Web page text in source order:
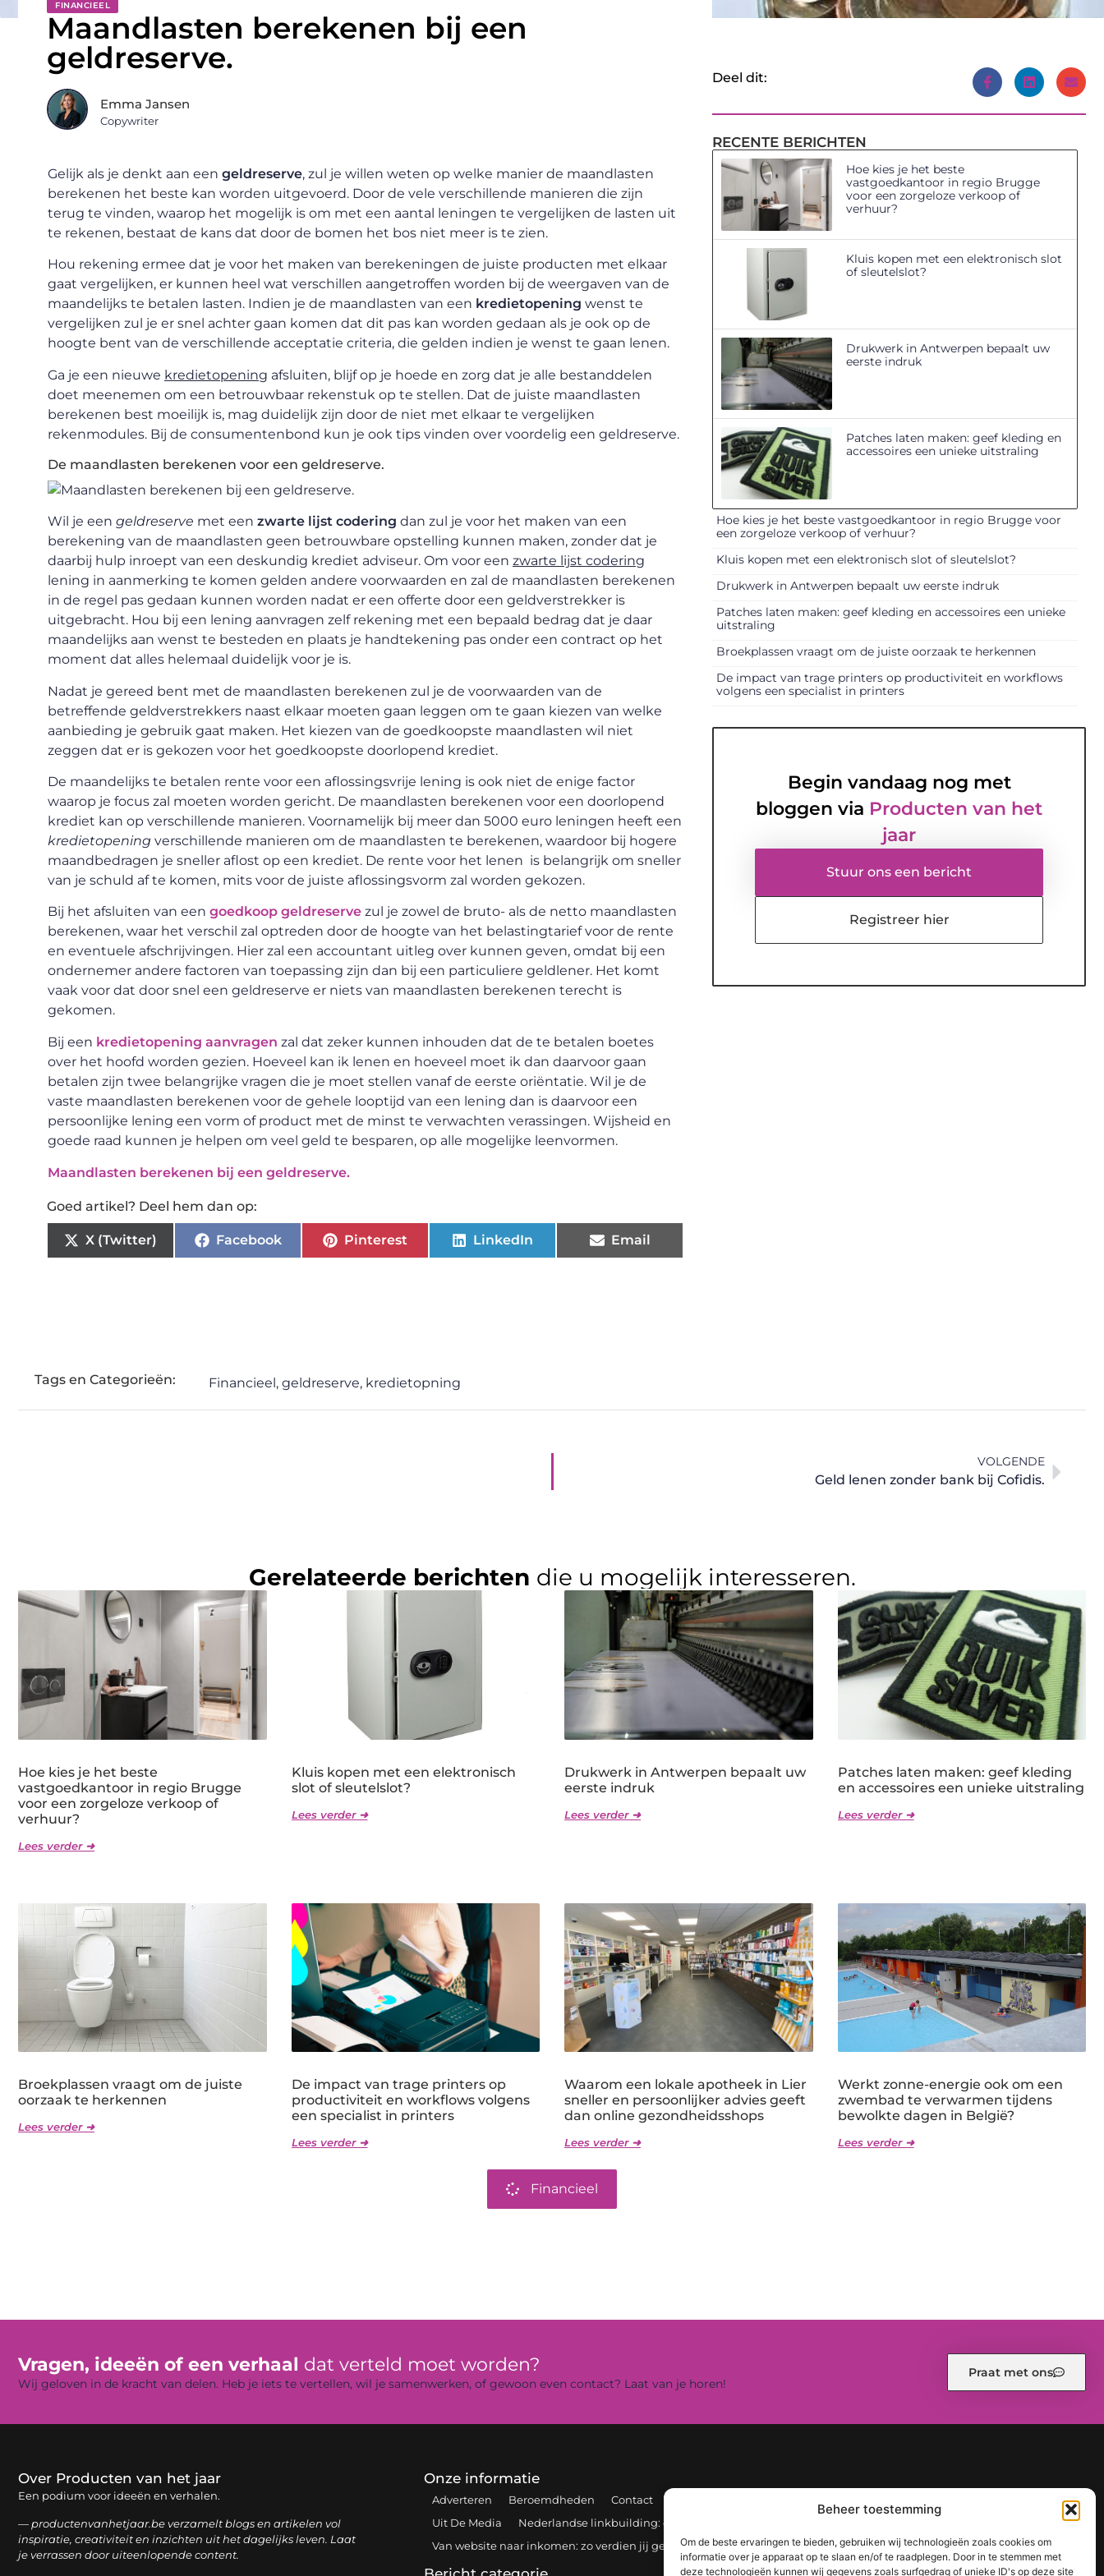
Beheer toestemming
Om de beste ervaringen te bieden, gebruiken wij technologieën zoals cookies om
informatie over je apparaat op te slaan en/of te raadplegen. Door in te stemmen met
deze technologieën kunnen wij gegevens zoals surfgedrag of unieke ID's op deze site
FINANCIEEL
Maandlasten berekenen bij een
geldreserve.
Emma Jansen
Copywriter
Gelijk als je denkt aan een geldreserve, zul je willen weten op welke manier de maandlasten
berekenen het beste kan worden uitgevoerd. Door de vele verschillende manieren die zijn
terug te vinden, waarop het mogelijk is om met een aantal leningen te vergelijken de lasten uit
te rekenen, bestaat de kans dat door de bomen het bos niet meer is te zien.
Hou rekening ermee dat je voor het maken van berekeningen de juiste producten met elkaar
gaat vergelijken, er kunnen heel wat verschillen aangetroffen worden bij de weergaven van de
maandelijks te betalen lasten. Indien je de maandlasten van een kredietopening wenst te
vergelijken zul je er snel achter gaan komen dat dit pas kan worden gedaan als je ook op de
hoogte bent van de verschillende acceptatie criteria, die gelden indien je wenst te gaan lenen.
Ga je een nieuwe kredietopening afsluiten, blijf op je hoede en zorg dat je alle bestanddelen
doet meenemen om een betrouwbaar rekenstuk op te stellen. Dat de juiste maandlasten
berekenen best moeilijk is, mag duidelijk zijn door de niet met elkaar te vergelijken
rekenmodules. Bij de consumentenbond kun je ook tips vinden over voordelig een geldreserve.
De maandlasten berekenen voor een geldreserve.
Wil je een geldreserve met een zwarte lijst codering dan zul je voor het maken van een
berekening van de maandlasten geen betrouwbare opstelling kunnen maken, zonder dat je
daarbij hulp inroept van een deskundig krediet adviseur. Om voor een zwarte lijst codering
lening in aanmerking te komen gelden andere voorwaarden en zal de maandlasten berekenen
in de regel pas gedaan kunnen worden nadat er een offerte door een geldverstrekker is
uitgebracht. Hou bij een lening aanvragen zelf rekening met een bepaald bedrag dat je daar
maandelijks aan wenst te besteden en plaats je handtekening pas onder een contract op het
moment dat alles helemaal duidelijk voor je is.
Nadat je gereed bent met de maandlasten berekenen zul je de voorwaarden van de
betreffende geldverstrekkers naast elkaar moeten gaan leggen om te gaan kiezen van welke
aanbieding je gebruik gaat maken. Het kiezen van de goedkoopste maandlasten wil niet
zeggen dat er is gekozen voor het goedkoopste doorlopend krediet.
De maandelijks te betalen rente voor een aflossingsvrije lening is ook niet de enige factor
waarop je focus zal moeten worden gericht. De maandlasten berekenen voor een doorlopend
krediet kan op verschillende manieren. Voornamelijk bij meer dan 5000 euro leningen heeft een
kredietopening verschillende manieren om de maandlasten te berekenen, waardoor bij hogere
maandbedragen je sneller aflost op een krediet. De rente voor het lenen is belangrijk om sneller
van je schuld af te komen, mits voor de juiste aflossingsvorm zal worden gekozen.
Bij het afsluiten van een goedkoop geldreserve zul je zowel de bruto- als de netto maandlasten
berekenen, waar het verschil zal optreden door de hoogte van het belastingtarief voor de rente
en eventuele afschrijvingen. Hier zal een accountant uitleg over kunnen geven, omdat bij een
ondernemer andere factoren van toepassing zijn dan bij een particuliere geldlener. Het komt
vaak voor dat door snel een geldreserve er niets van maandlasten berekenen terecht is
gekomen.
Bij een kredietopening aanvragen zal dat zeker kunnen inhouden dat de te betalen boetes
over het hoofd worden gezien. Hoeveel kan ik lenen en hoeveel moet ik dan daarvoor gaan
betalen zijn twee belangrijke vragen die je moet stellen vanaf de eerste oriëntatie. Wil je de
vaste maandlasten berekenen voor de gehele looptijd van een lening dan is daarvoor een
persoonlijke lening een vorm of product met de minst te verwachten verassingen. Wijsheid en
goede raad kunnen je helpen om veel geld te besparen, op alle mogelijke leenvormen.
Maandlasten berekenen bij een geldreserve.
Goed artikel? Deel hem dan op:
X (Twitter) Facebook Pinterest LinkedIn Email
Deel dit:
RECENTE BERICHTEN
Hoe kies je het beste
vastgoedkantoor in regio Brugge
voor een zorgeloze verkoop of
verhuur?
Kluis kopen met een elektronisch slot
of sleutelslot?
Drukwerk in Antwerpen bepaalt uw
eerste indruk
Patches laten maken: geef kleding en
accessoires een unieke uitstraling
Hoe kies je het beste vastgoedkantoor in regio Brugge voor
een zorgeloze verkoop of verhuur?
Kluis kopen met een elektronisch slot of sleutelslot?
Drukwerk in Antwerpen bepaalt uw eerste indruk
Patches laten maken: geef kleding en accessoires een unieke
uitstraling
Broekplassen vraagt om de juiste oorzaak te herkennen
De impact van trage printers op productiviteit en workflows
volgens een specialist in printers
Begin vandaag nog met
bloggen via Producten van het
jaar
Stuur ons een bericht
Registreer hier
Tags en Categorieën: Financieel , geldreserve, kredietopning
VOLGENDE
Geld lenen zonder bank bij Cofidis.
Gerelateerde berichten die u mogelijk interesseren.
Hoe kies je het beste
vastgoedkantoor in regio Brugge
voor een zorgeloze verkoop of
verhuur?
Lees verder ➜
Kluis kopen met een elektronisch
slot of sleutelslot?
Lees verder ➜
Drukwerk in Antwerpen bepaalt uw
eerste indruk
Lees verder ➜
Patches laten maken: geef kleding
en accessoires een unieke uitstraling
Lees verder ➜
Broekplassen vraagt om de juiste
oorzaak te herkennen
Lees verder ➜
De impact van trage printers op
productiviteit en workflows volgens
een specialist in printers
Lees verder ➜
Waarom een lokale apotheek in Lier
sneller en persoonlijker advies geeft
dan online gezondheidsshops
Lees verder ➜
Werkt zonne-energie ook om een
zwembad te verwarmen tijdens
bewolkte dagen in België?
Lees verder ➜
Financieel
Vragen, ideeën of een verhaal dat verteld moet worden?
Wij geloven in de kracht van delen. Heb je iets te vertellen, wil je samenwerken, of gewoon even contact? Laat van je horen!
Praat met ons
Over Producten van het jaar
Een podium voor ideeën en verhalen.
— productenvanhetjaar.be verzamelt blogs en artikelen vol
inspiratie, creativiteit en inzichten uit het dagelijks leven. Laat
je verrassen door uiteenlopende content.
Onze informatie
Adverteren Beroemdheden Contact
Uit De Media
Nederlandse linkbuilding: de sleutel tot een sterke online positie
Van website naar inkomen: zo verdien jij geld online